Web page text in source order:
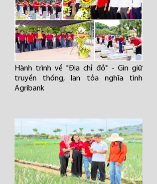
Hành trình về "Địa chỉ đỏ" - Gìn giữ
truyền thống, lan tỏa nghĩa tình
Agribank